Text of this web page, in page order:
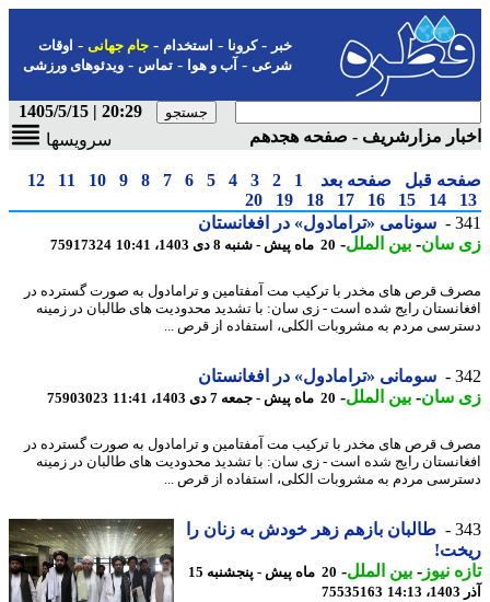
-کرونا-استخدام- جام جهانی-اوقات
شرعی-آب و هوا-تماس-ویدئوهای ورزشی
20:29 | 1405/5/15
مزارشریف - صفحه هجدهم
سرویسها
قبل صفحه بعد 1
2
3
4
5
6
7
8
9
10
11
12
14
15
16
17
18
19
20
سونامی «ترامادول» در افغانستان
سان-بین الملل-20 ماه پیش - شنبه 8 دی 1403، 10:41 75917324
قرص های مخدر با ترکیب مت آمفتامین و ترامادول به صورت گسترده در
رایج شده است - زی سان: با تشدید محدودیت های طالبان در زمینه
مردم به مشروبات الکلی، استفاده از قرص ...
سومانی «ترامادول» در افغانستان
سان-بین الملل-20 ماه پیش - جمعه 7 دی 1403، 11:41 75903023
قرص های مخدر با ترکیب مت آمفتامین و ترامادول به صورت گسترده در
رایج شده است - زی سان: با تشدید محدودیت های طالبان در زمینه
مردم به مشروبات الکلی، استفاده از قرص ...
طالبان بازهم زهر خودش به زنان را
نیوز-بین الملل-
20 ماه پیش - پنجشنبه 15
75535163